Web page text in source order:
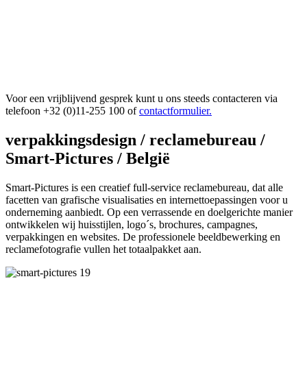
Voor een vrijblijvend gesprek kunt u ons steeds contacteren via
telefoon +32 (0)11-255 100 ofcontactformulier.
verpakkingsdesign / reclamebureau /
Smart-Pictures / België
Smart-Pictures is een creatief full-service reclamebureau, dat alle
facetten van grafische visualisaties en internettoepassingen voor u
onderneming aanbiedt. Op een verrassende en doelgerichte manier
ontwikkelen wij huisstijlen, logo´s, brochures, campagnes,
verpakkingen en websites. De professionele beeldbewerking en
reclamefotografie vullen het totaalpakket aan.